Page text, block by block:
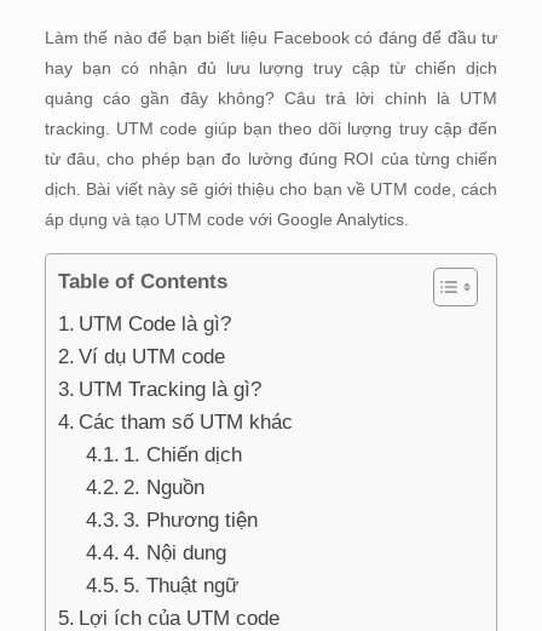
Làm thế nào để bạn biết liệu Facebook có đáng để đầu tư
hay bạn có nhận đủ lưu lượng truy cập từ chiến dịch
quảng cáo gần đây không? Câu trả lời chính là UTM
tracking. UTM code giúp bạn theo dõi lượng truy cập đến
từ đâu, cho phép bạn đo lường đúng ROI của từng chiến
dịch. Bài viết này sẽ giới thiệu cho bạn về UTM code, cách
áp dụng và tạo UTM code với Google Analytics.
Table of Contents
UTM Code là gì?
Ví dụ UTM code
UTM Tracking là gì?
Các tham số UTM khác
1. Chiến dịch
2. Nguồn
3. Phương tiện
4. Nội dung
5. Thuật ngữ
Lợi ích của UTM code